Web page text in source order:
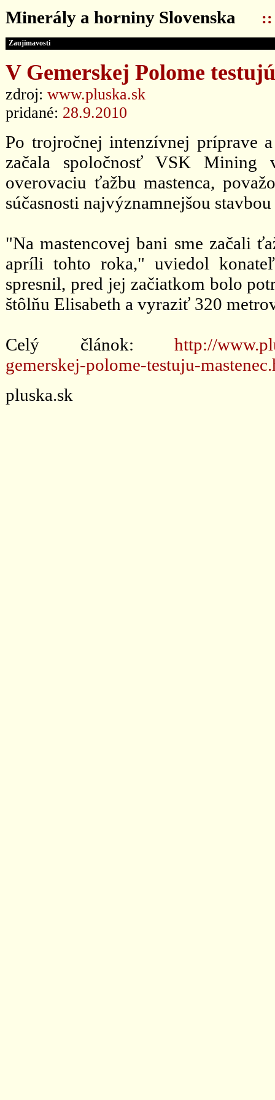
Minerály a horniny Slovenska ::
Zaujímavosti
V Gemerskej Polome
zdroj: www.pluska.sk
pridané: 28.9.2010
Po trojročnej intenzívnej príprave
začala spoločnosť VSK Mining
overovaciu ťažbu mastenca,
súčasnosti najvýznamnejšou
"Na mastencovej bani sme začali
apríli tohto roka," uviedol
spresnil, pred jej začiatkom bolo
štôlňu Elisabeth a vyraziť 320
Celý článok: http://
gemerskej-polome-testuju-
pluska.sk